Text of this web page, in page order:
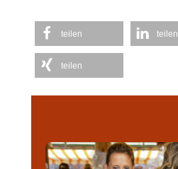
teilen teilen
teilen